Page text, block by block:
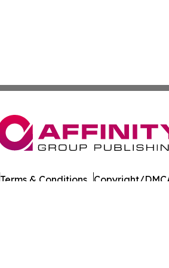
Terms & Conditions Copyright/